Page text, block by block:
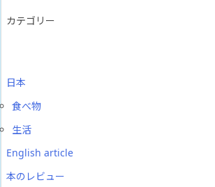
カテゴリー
日本
食べ物
生活
English article
本のレビュー